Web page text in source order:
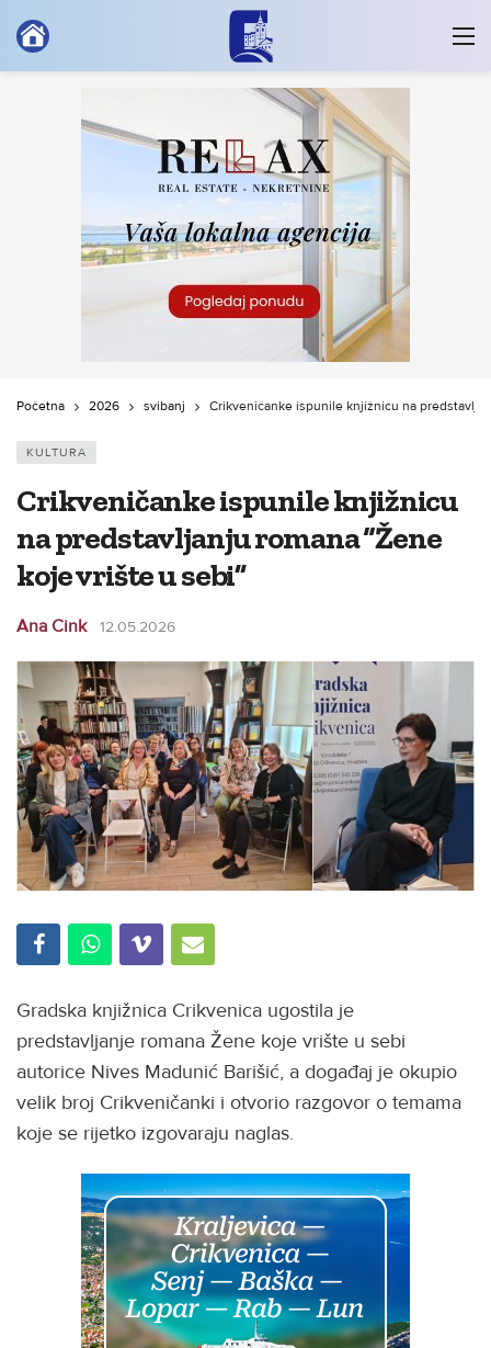
Početna 2026 svibanj Crikveničanke ispunile knjižnicu na
KULTURA
Crikveničanke ispunile knjižnicu
na predstavljanju romana “Žene
koje vrište u sebi”
Ana Cink 12.05.2026
Gradska knjižnica Crikvenica ugostila je
predstavljanje romana Žene koje vrište u sebi
autorice Nives Madunić Barišić, a događaj je okupio
velik broj Crikveničanki i otvorio razgovor o temama
koje se rijetko izgovaraju naglas.